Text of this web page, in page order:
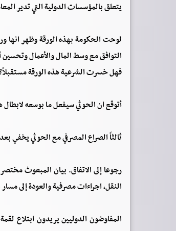
يتعلق بالمؤسسات الدولية التي تدير
لوحت الحكومة بهذه الورقة وظهر انها
التوافق مع وسط المال والأعمال
فهل خسرت الشرعية هذه الورقة
أتوقع ان الحوثي سيفعل ما بوسعه لابطال
ثالثاً الصراع المصرفي مع الحوثي يخفي
رجوعا إلى الاتفاق. بيان المبعوث
النقل، اجراءات مصرفية والعودة إلى
المفاوضون الدوليين يريدون ابتلاع